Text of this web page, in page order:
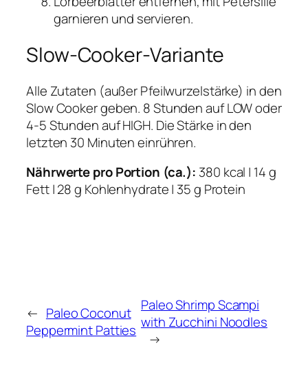
garnieren und servieren.
Slow-Cooker-Variante
Alle Zutaten (außer Pfeilwurzelstärke) in den
Slow Cooker geben. 8 Stunden auf LOW oder
4-5 Stunden auf HIGH. Die Stärke in den
letzten 30 Minuten einrühren.
Nährwerte pro Portion (ca.): 380 kcal | 14 g
Fett | 28 g Kohlenhydrate | 35 g Protein
← Paleo Coconut
Peppermint Patties
Paleo Shrimp Scampi
with Zucchini Noodles
→